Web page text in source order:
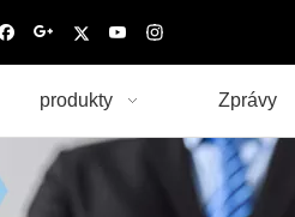
produkty Zprávy